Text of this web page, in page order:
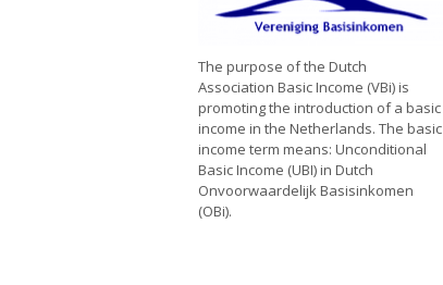
The purpose of the Dutch
Association Basic Income (VBi) is
promoting the introduction of a basic
income in the Netherlands. The basic
income term means: Unconditional
Basic Income (UBI) in Dutch
Onvoorwaardelijk Basisinkomen
(OBi).